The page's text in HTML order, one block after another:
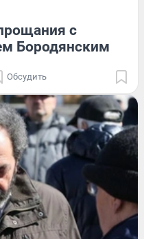
с
Бородянским
Обсудить